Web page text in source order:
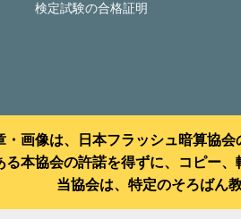
検定試験の合格証明
・画像は、日本フラッシュ暗算協
る本協会の許諾を得ずに、コピー
当協会は、特定のそろばん